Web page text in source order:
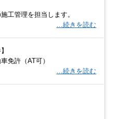
工管理を担当します。
…続きを読む
免許（AT可）
…続きを読む